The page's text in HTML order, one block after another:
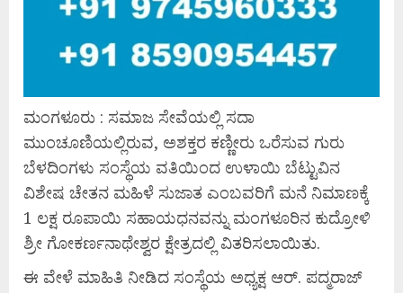
ಮಂಗಳೂರು : ಸಮಾಜ ಸೇವೆಯಲ್ಲಿ ಸದಾ
ಮುಂಚೂಣಿಯಲ್ಲಿರುವ, ಅಶಕ್ತರ ಕಣ್ಣೀರು ಒರೆಸುವ ಗುರು
ಬೆಳದಿಂಗಳು ಸಂಸ್ಥೆಯ ವತಿಯಿಂದ ಉಳಾಯಿ ಬೆಟ್ಟುವಿನ
ವಿಶೇಷ ಚೇತನ ಮಹಿಳೆ ಸುಜಾತ ಎಂಬವರಿಗೆ ಮನೆ ನಿಮಾಣಕ್ಕೆ
1 ಲಕ್ಷ ರೂಪಾಯಿ ಸಹಾಯಧನವನ್ನು ಮಂಗಳೂರಿನ ಕುದ್ರೋಳಿ
ಶ್ರೀ ಗೋಕರ್ಣನಾಥೇಶ್ವರ ಕ್ಷೇತ್ರದಲ್ಲಿ ವಿತರಿಸಲಾಯಿತು.
ಈ ವೇಳೆ ಮಾಹಿತಿ ನೀಡಿದ ಸಂಸ್ಥೆಯ ಅಧ್ಯಕ್ಷ ಆರ್. ಪದ್ಮರಾಜ್